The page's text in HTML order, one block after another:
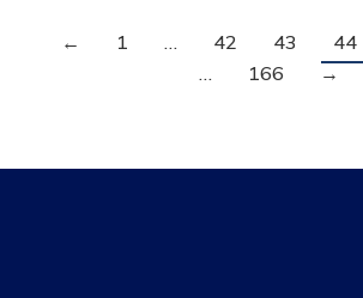
← 1 … 42 43 44
…
166 →